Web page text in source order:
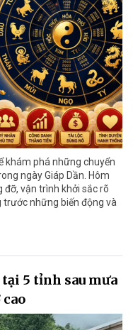
khám phá những chuyển
ngày Giáp Dần. Hôm
đỡ, vận trình khởi sắc rõ
những biến động và
5 tỉnh sau mưa